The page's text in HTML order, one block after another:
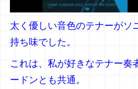
太く優しい音色のテナーがソ
持ち味でした。
これは、私が好きなテナー奏
ードンとも共通。